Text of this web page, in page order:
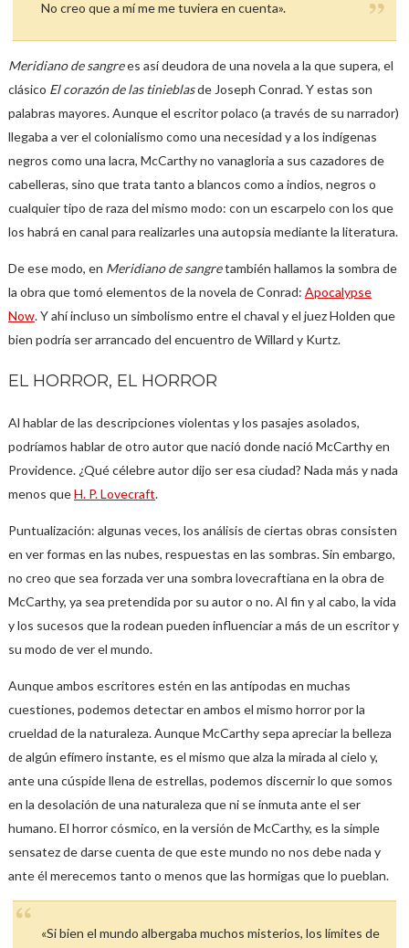
No creo que a mí me me tuviera en cuenta».
Meridiano de sangrees así deudora de una novela a la que supera, el
clásico El corazón de las tinieblasde Joseph Conrad. Y estas son
palabras mayores. Aunque el escritor polaco (a través de su narrador)
llegaba a ver el colonialismo como una necesidad y a los indígenas
negros como una lacra, McCarthy no vanagloria a sus cazadores de
cabelleras, sino que trata tanto a blancos como a indios, negros o
cualquier tipo de raza del mismo modo: con un escarpelo con los que
los habrá en canal para realizarles una autopsia mediante la literatura.
De ese modo, en Meridiano de sangretambién hallamos la sombra de
la obra que tomó elementos de la novela de Conrad: Apocalypse
Now. Y ahí incluso un simbolismo entre el chaval y el juez Holden que
bien podría ser arrancado del encuentro de Willard y Kurtz.
EL HORROR, EL HORROR
Al hablar de las descripciones violentas y los pasajes asolados,
podríamos hablar de otro autor que nació donde nació McCarthy en
Providence. ¿Qué célebre autor dijo ser esa ciudad? Nada más y nada
menos queH. P. Lovecraft.
Puntualización: algunas veces, los análisis de ciertas obras consisten
en ver formas en las nubes, respuestas en las sombras. Sin embargo,
no creo que sea forzada ver una sombra lovecraftiana en la obra de
McCarthy, ya sea pretendida por su autor o no. Al fin y al cabo, la vida
y los sucesos que la rodean pueden influenciar a más de un escritor y
su modo de ver el mundo.
Aunque ambos escritores estén en las antípodas en muchas
cuestiones, podemos detectar en ambos el mismo horror por la
crueldad de la naturaleza. Aunque McCarthy sepa apreciar la belleza
de algún efímero instante, es el mismo que alza la mirada al cielo y,
ante una cúspide llena de estrellas, podemos discernir lo que somos
en la desolación de una naturaleza que ni se inmuta ante el ser
humano. El horror cósmico, en la versión de McCarthy, es la simple
sensatez de darse cuenta de que este mundo no nos debe nada y
ante él merecemos tanto o menos que las hormigas que lo pueblan.
«Si bien el mundo albergaba muchos misterios, los límites de